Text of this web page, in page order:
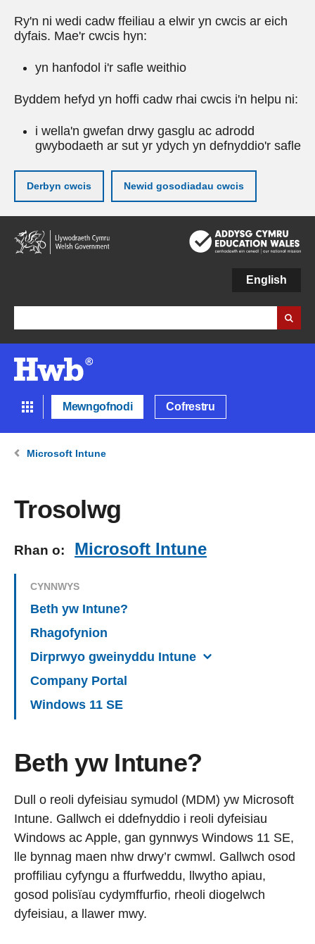
Ry'n ni wedi cadw ffeiliau a elwir yn cwcis ar eich
dyfais. Mae'r cwcis hyn:
yn hanfodol i'r safle weithio
Byddem hefyd yn hoffi cadw rhai cwcis i'n helpu ni:
i wella'n gwefan drwy gasglu ac adrodd
gwybodaeth ar sut yr ydych yn defnyddio'r safle
Derbyn cwcis Newid gosodiadau cwcis
Neidio
i'r
prif
English
Mewngofnodi Cofrestru
Microsoft Intune
Trosolwg
Rhan o: Microsoft Intune
CYNNWYS
Beth yw Intune?
Rhagofynion
Dirprwyo gweinyddu Intune
Company Portal
Windows 11 SE
Beth yw Intune?
Dull o reoli dyfeisiau symudol (MDM) yw Microsoft
Intune. Gallwch ei ddefnyddio i reoli dyfeisiau
Windows ac Apple, gan gynnwys Windows 11 SE,
lle bynnag maen nhw drwy’r cwmwl. Gallwch osod
proffiliau cyfyngu a ffurfweddu, llwytho apiau,
gosod polisïau cydymffurfio, rheoli diogelwch
dyfeisiau, a llawer mwy.